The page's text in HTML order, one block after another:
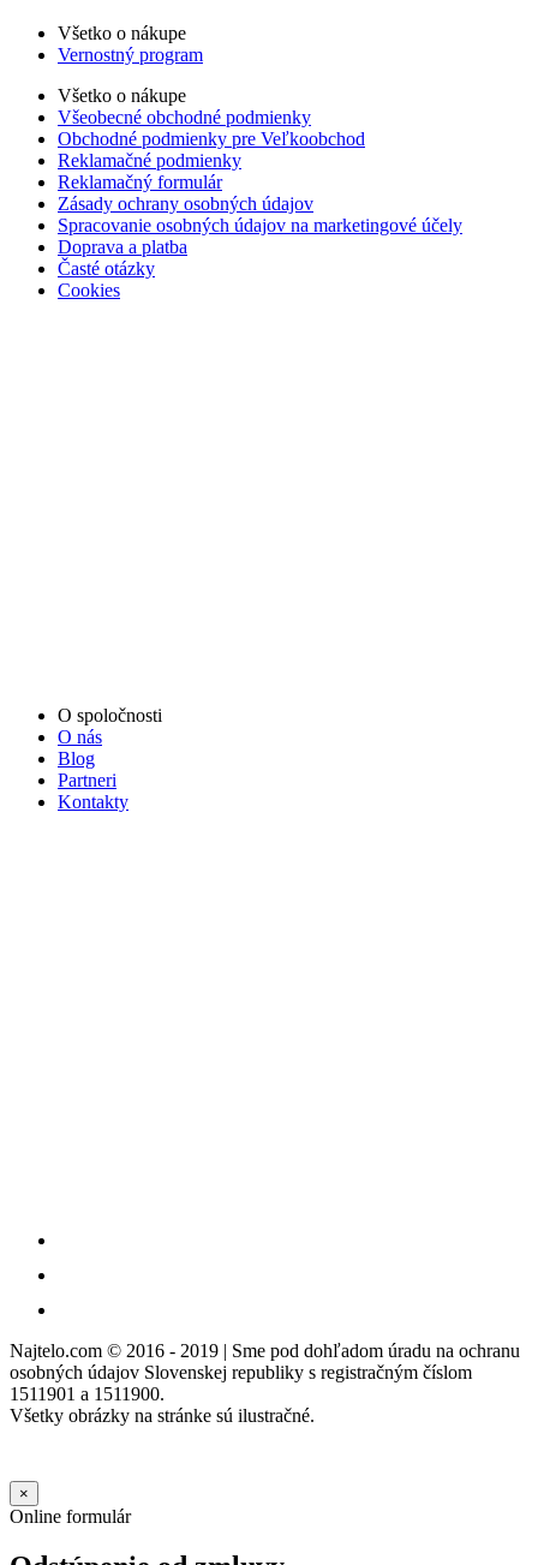
Všetko o nákupe
Vernostný program
Všetko o nákupe
Všeobecné obchodné podmienky
Obchodné podmienky pre Veľkoobchod
Reklamačné podmienky
Reklamačný formulár
Zásady ochrany osobných údajov
Spracovanie osobných údajov na marketingové účely
Doprava a platba
Časté otázky
Cookies
O spoločnosti
O nás
Blog
Partneri
Kontakty
Najtelo.com © 2016 - 2019 | Sme pod dohľadom úradu na ochranu
osobných údajov Slovenskej republiky s registračným číslom
1511901 a 1511900.
Všetky obrázky na stránke sú ilustračné.
×
Online formulár